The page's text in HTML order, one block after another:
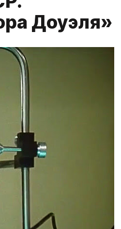
Доуэля»